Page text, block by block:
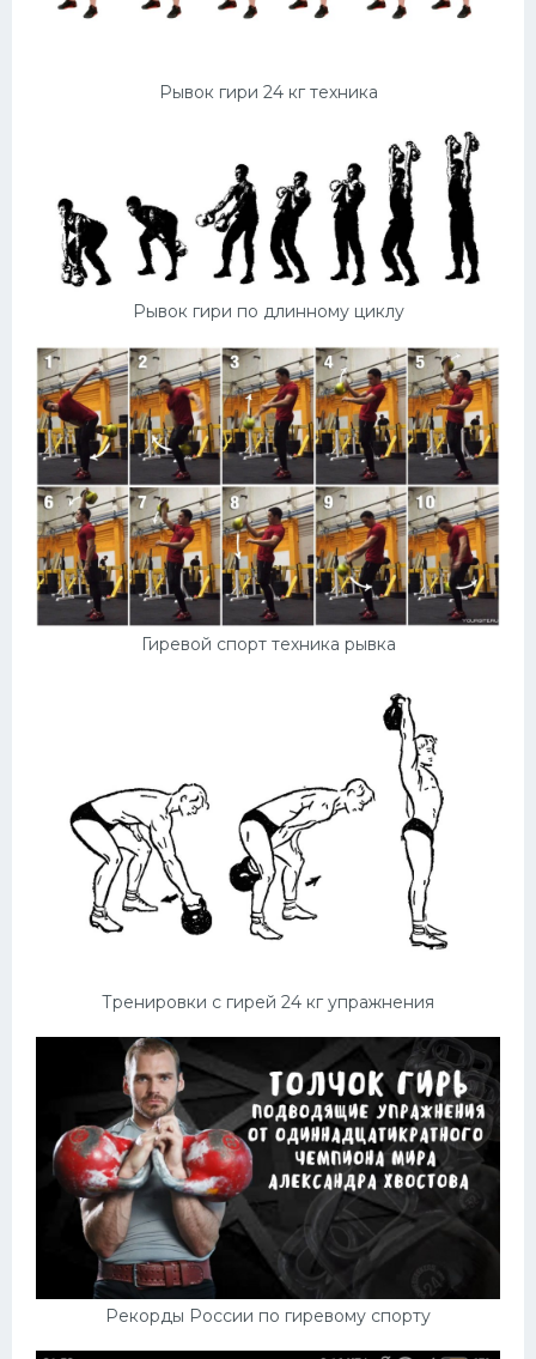
Рывок гири 24 кг техника
Рывок гири по длинному циклу
Гиревой спорт техника рывка
Тренировки с гирей 24 кг упражнения
Рекорды России по гиревому спорту